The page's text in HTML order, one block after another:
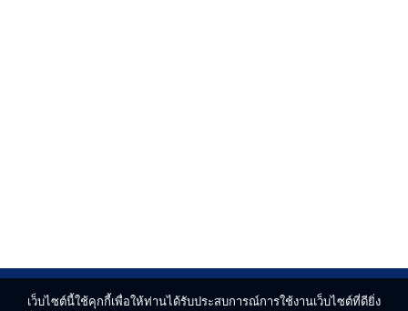
เว็บไซต์นี้ใช้คุกกี้เพื่อให้ท่านได้รับประสบการณ์การใช้งานเว็บไซต์ที่ดียิ่ง